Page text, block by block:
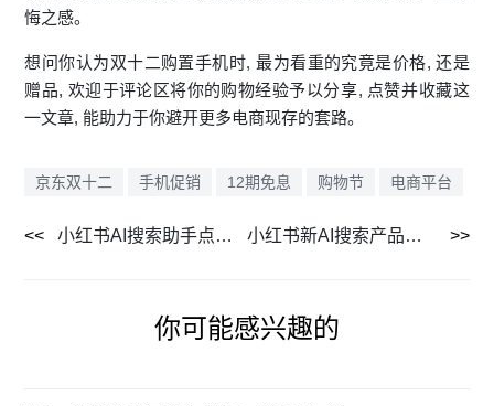
悔之‌感。
想问你认为双十二购置手机时, 最⁠为看重的究竟是价格,‍ 还是
赠品, 欢迎于评论区将你的购物经验予以​分‌享, 点赞并​收藏这
一​文章, 能助力于你避​开更多电商现存的套​路。
京东双十二 手机促销 12期免息 购物节 电商平台
小红书AI搜索助手点点上线，快速整理答案超省心 小红书新AI搜索产品「点点」功能揭秘及与其他工具对比
你可能感兴趣的